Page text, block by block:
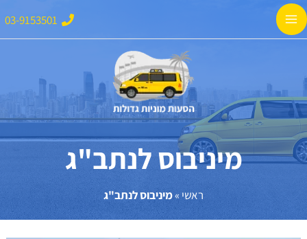
דילוג
לתוכןMain
03-9153501
מיניבוס לנתב"ג
ראשי »מיניבוס לנתב"ג